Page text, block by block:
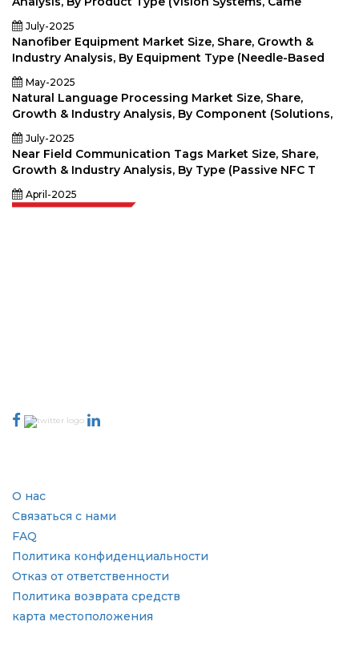
July-2025
Nanofiber Equipment Market Size, Share, Growth &
Industry Analysis, By Equipment Type (Needle-Based
May-2025
Natural Language Processing Market Size, Share,
Growth & Industry Analysis, By Component (Solutions,
July-2025
Near Field Communication Tags Market Size, Share,
Growth & Industry Analysis, By Type (Passive NFC T
April-2025
О нас
Связаться с нами
FAQ
Политика конфиденциальности
Отказ от ответственности
Политика возврата средств
карта местоположения